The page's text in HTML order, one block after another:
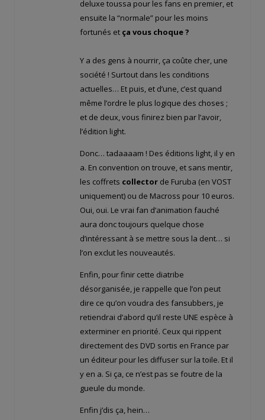
deluxe toussa pour les fans en premier, et
ensuite la “normale” pour les moins
fortunés et ça vous choque ?
Y a des gens à nourrir, ça coûte cher, une
société ! Surtout dans les conditions
actuelles… Et puis, et d’une, c’est quand
même l’ordre le plus logique des choses ;
et de deux, vous finirez bien par l’avoir,
l’édition light.
Donc… tadaaaam ! Des éditions light, il y en
a. En convention on trouve, et sans mentir,
les coffrets collector de Furuba (en VOST
uniquement) ou de Macross pour 10 euros.
Oui, oui. Le vrai fan d’animation fauché
aura donc toujours quelque chose
d’intéressant à se mettre sous la dent… si
l’on exclut les nouveautés.
Enfin, pour finir cette diatribe
désorganisée, je rappelle que l’on peut
dire ce qu’on voudra des fansubbers, je
retiendrai d’abord qu’il reste UNE espèce à
exterminer en priorité. Ceux qui rippent
directement des DVD sortis en France par
un éditeur pour les diffuser sur la toile. Et il
y en a. Si ça, ce n’est pas se foutre de la
gueule du monde.
Enfin j’dis ça, hein…